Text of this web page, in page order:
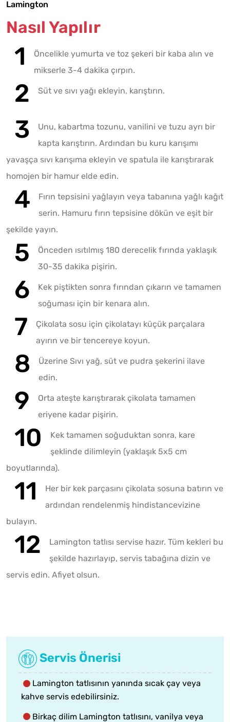
Lamington
Nasıl Yapılır
Öncelikle yumurta ve toz şekeri bir kaba alın ve
mikserle 3-4 dakika çırpın.
Süt ve sıvı yağı ekleyin, karıştırın.
Unu, kabartma tozunu, vanilini ve tuzu ayrı bir
kapta karıştırın. Ardından bu kuru karışımı
yavaşça sıvı karışıma ekleyin ve spatula ile karıştırarak
homojen bir hamur elde edin.
Fırın tepsisini yağlayın veya tabanına yağlı kağıt
serin. Hamuru fırın tepsisine dökün ve eşit bir
şekilde yayın.
Önceden ısıtılmış 180 derecelik fırında yaklaşık
30-35 dakika pişirin.
Kek piştikten sonra fırından çıkarın ve tamamen
soğuması için bir kenara alın.
Çikolata sosu için çikolatayı küçük parçalara
ayırın ve bir tencereye koyun.
Üzerine Sıvı yağ, süt ve pudra şekerini ilave
edin.
Orta ateşte karıştırarak çikolata tamamen
eriyene kadar pişirin.
Kek tamamen soğuduktan sonra, kare
şeklinde dilimleyin (yaklaşık 5x5 cm
boyutlarında).
Her bir kek parçasını çikolata sosuna batırın ve
ardından rendelenmiş hindistancevizine
bulayın.
Lamington tatlısı servise hazır. Tüm kekleri bu
şekilde hazırlayıp, servis tabağına dizin ve
servis edin. Afiyet olsun.
Servis Önerisi
Lamington tatlısının yanında sıcak çay veya
kahve servis edebilirsiniz.
Birkaç dilim Lamington tatlısını, vanilya veya